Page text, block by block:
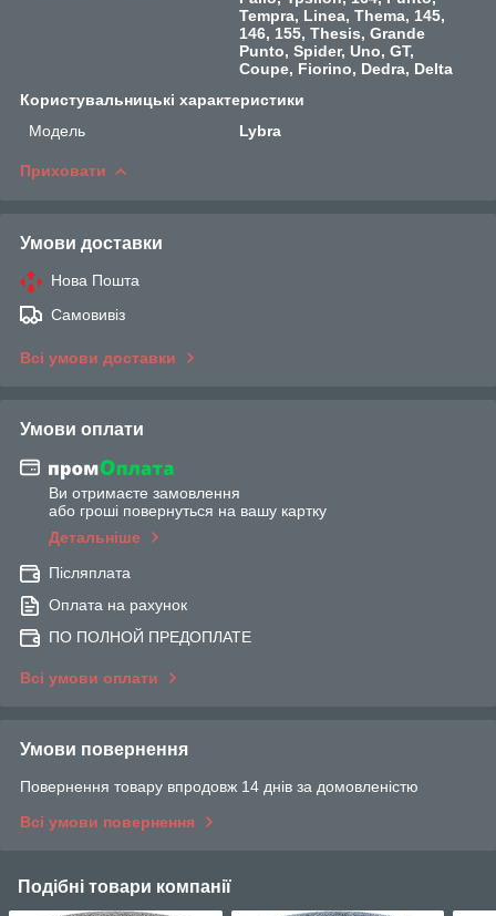
Tempra, Linea, Thema, 145,
146, 155, Thesis, Grande
Punto, Spider, Uno, GT,
Coupe, Fiorino, Dedra, Delta
Користувальницькі характеристики
Мoдель
Lybra
Приховати
Умови доставки
Нова Пошта
Самовивіз
Всі умови доставки
Умови оплати
Ви отримаєте замовлення
або гроші повернуться на вашу картку
Детальніше
Післяплата
Оплата на рахунок
ПО ПОЛНОЙ ПРЕДОПЛАТЕ
Всі умови оплати
Умови повернення
Повернення товару впродовж 14 днів за домовленістю
Всі умови повернення
Подібні товари компанії